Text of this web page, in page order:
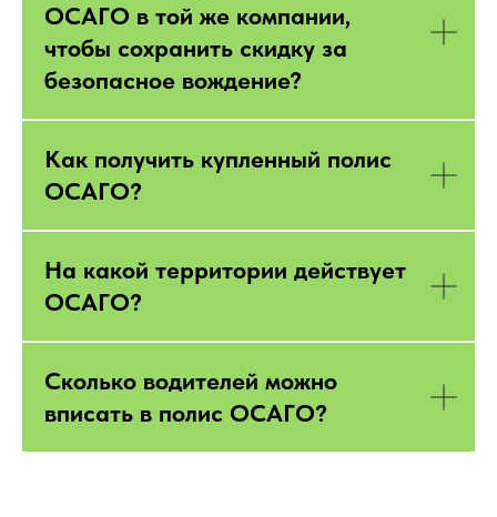
ОСАГО в той же компании,
чтобы сохранить скидку за
безопасное вождение?
Как получить купленный полис
ОСАГО?
На какой территории действует
ОСАГО?
Сколько водителей можно
вписать в полис ОСАГО?